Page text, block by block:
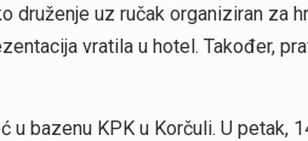
druženje uz ručak organiziran za
vratila u hotel. Također,
bazenu KPK u Korčuli. U petak,